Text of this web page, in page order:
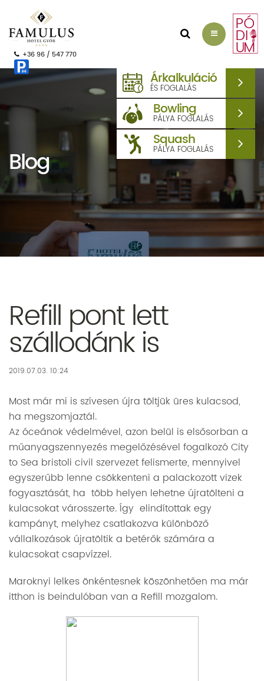
+36 96 / 547 770
Blog
Árkalkuláció
ÉS FOGLALÁS
Bowling
PÁLYA FOGLALÁS
Squash
PÁLYA FOGLALÁS
Refill pont lett
szállodánk is
2019.07.03. 10:24
Most már mi is szívesen újra töltjük üres kulacsod,
ha megszomjaztál.
Az óceánok védelmével, azon belül is elsősorban a
műanyagszennyezés megelőzésével fogalkozó City
to Sea bristoli civil szervezet felismerte, mennyivel
egyszerűbb lenne csökkenteni a palackozott vizek
fogyasztását, ha több helyen lehetne újratölteni a
kulacsokat városszerte. Így elindítottak egy
kampányt, melyhez csatlakozva különböző
vállalkozások újratöltik a betérők számára a
kulacsokat csapvízzel.
Maroknyi lelkes önkéntesnek köszönhetően ma már
itthon is beindulóban van a Refill mozgalom.